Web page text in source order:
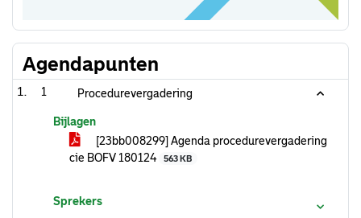
Agendapunten
1 Procedurevergadering
Bijlagen
[23bb008299] Agenda procedurevergadering
cie BOFV 180124
563 KB
Sprekers